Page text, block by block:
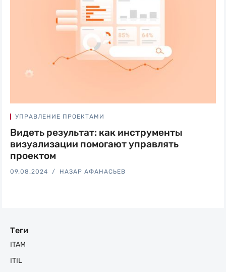
УПРАВЛЕНИЕ ПРОЕКТАМИ
Видеть результат: как инструменты
визуализации помогают управлять
проектом
09.08.2024 НАЗАР АФАНАСЬЕВ
Теги
ITAM
ITIL